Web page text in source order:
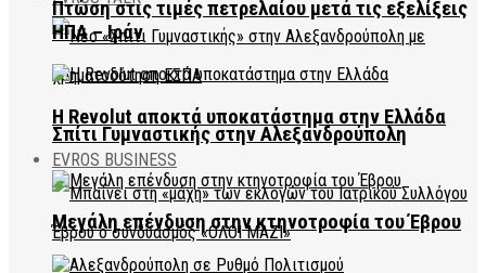
Σπίτι Γυμναστικής στην Αλεξανδρούπολη
Πτώση στις τιμές πετρελαίου μετά τις εξελίξεις
ΗΠΑ – Ιράν
Η Revolut αποκτά υποκατάστημα στην Ελλάδα
EVROS BUSINESS
Μεγάλη επένδυση στην κτηνοτροφία του Έβρου